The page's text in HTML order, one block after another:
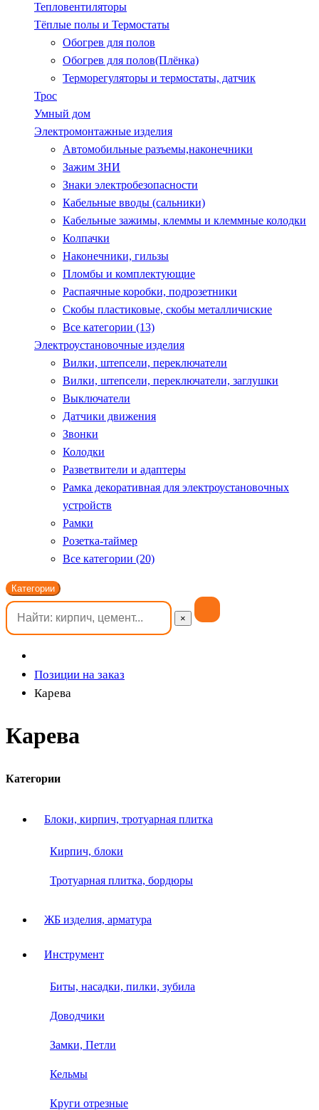
Тепловентиляторы
Тёплые полы и Термостаты
Обогрев для полов
Обогрев для полов(Плёнка)
Терморегуляторы и термостаты, датчик
Трос
Умный дом
Электромонтажные изделия
Автомобильные разъемы,наконечники
Зажим ЗНИ
Знаки электробезопасности
Кабельные вводы (сальники)
Кабельные зажимы, клеммы и клеммные колодки
Колпачки
Наконечники, гильзы
Пломбы и комплектующие
Распаячные коробки, подрозетники
Скобы пластиковые, скобы металличиские
Все категории (13)
Электроустановочные изделия
Вилки, штепсели, переключатели
Вилки, штепсели, переключатели, заглушки
Выключатели
Датчики движения
Звонки
Колодки
Разветвители и адаптеры
Рамка декоративная для электроустановочных
устройств
Рамки
Розетка-таймер
Все категории (20)
Категории
×
Позиции на заказ
Карева
Карева
Категории
Блоки, кирпич, тротуарная плитка
Кирпич, блоки
Тротуарная плитка, бордюры
ЖБ изделия, арматура
Инструмент
Биты, насадки, пилки, зубила
Доводчики
Замки, Петли
Кельмы
Круги отрезные